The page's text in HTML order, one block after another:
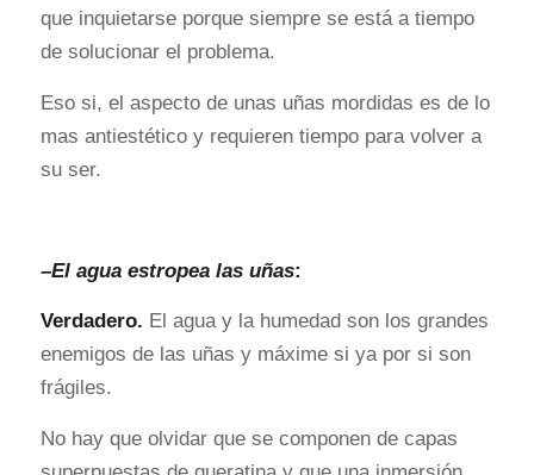
que inquietarse porque siempre se está a tiempo
de solucionar el problema.
Eso si, el aspecto de unas uñas mordidas es de lo
mas antiestético y requieren tiempo para volver a
su ser.
–El agua estropea las uñas:
Verdadero. El agua y la humedad son los grandes
enemigos de las uñas y máxime si ya por si son
frágiles.
No hay que olvidar que se componen de capas